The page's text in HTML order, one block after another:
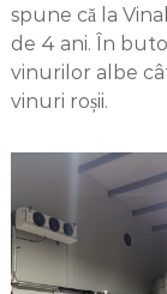
spune că la
de 4 ani. În
vinurilor albe
vinuri roșii.